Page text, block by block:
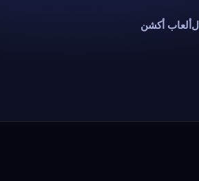
ألعاب أكشن